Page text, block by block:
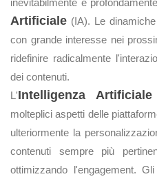
inevitabilmente e
Artificiale (IA). Le
con grande interesse nei
ridefinire radicalmente
dei contenuti.
L'Intelligenza Artificiale
molteplici aspetti delle
ulteriormente la
contenuti sempre più
ottimizzando l'engagement.